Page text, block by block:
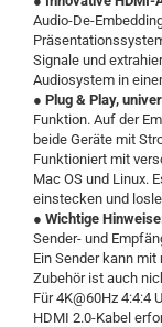
Audio-De-
Signale und
Audiosystem in
● Plug & Play,
Funktion. Auf der
beide Geräte mit
Funktioniert mit
Mac OS und Linux.
einstecken und
● Wichtige
Sender- und
Ein Sender kann
Zubehör ist auch
Für 4K@60Hz 4:4:4
HDMI 2.0-Kabel